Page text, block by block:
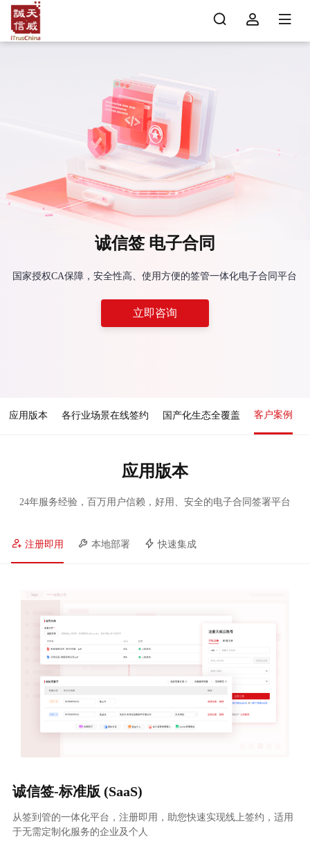
诚信签 电子合同
国家授权CA保障，安全性高、使用方便的签管一体化电子合同平台
立即咨询
应用版本 各行业场景在线签约 国产化生态全覆盖 客户案例
应用版本
24年服务经验，百万用户信赖，好用、安全的电子合同签署平台
注册即用 本地部署 快速集成
诚信签-标准版 (SaaS)
从签到管的一体化平台，注册即用，助您快速实现线上签约，适用
于无需定制化服务的企业及个人